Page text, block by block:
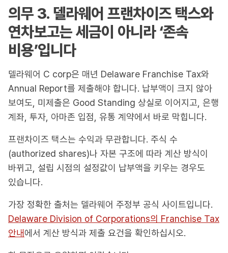
의무 3. 델라웨어 프랜차이즈 택스와
연차보고는 세금이 아니라 ‘존속
비용’입니다
델라웨어 C corp은 매년 Delaware Franchise Tax와
Annual Report를 제출해야 합니다. 납부액이 크지 않아
보여도, 미제출은 Good Standing 상실로 이어지고, 은행
계좌, 투자, 아마존 입점, 유통 계약에서 바로 막힙니다.
프랜차이즈 택스는 수익과 무관합니다. 주식 수
(authorized shares)나 자본 구조에 따라 계산 방식이
바뀌고, 설립 시점의 설정값이 납부액을 키우는 경우도
있습니다.
가장 정확한 출처는 델라웨어 주정부 공식 사이트입니다.
Delaware Division of Corporations의 Franchise Tax
안내에서 계산 방식과 제출 요건을 확인하십시오.